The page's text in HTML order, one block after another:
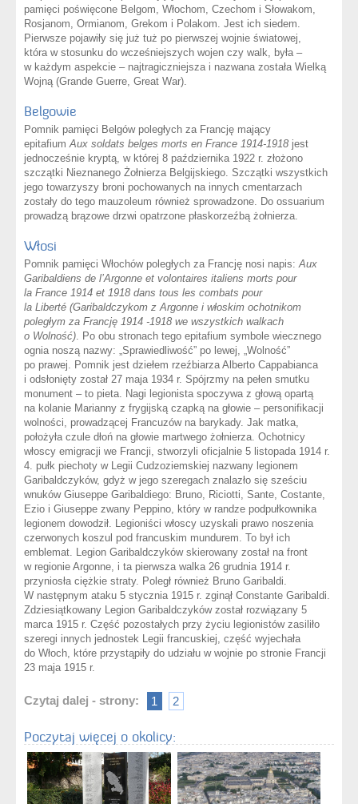
pamięci poświęcone Belgom, Włochom, Czechom i Słowakom,
Rosjanom, Ormianom, Grekom i Polakom. Jest ich siedem.
Pierwsze pojawiły się już tuż po pierwszej wojnie światowej,
która w stosunku do wcześniejszych wojen czy walk, była –
w każdym aspekcie – najtragiczniejsza i nazwana została Wielką
Wojną (Grande Guerre, Great War).
Belgowie
Pomnik pamięci Belgów poległych za Francję mający
epitafiumAux soldats belges morts en France 1914-1918 jest
jednocześnie kryptą, w której 8 października 1922 r. złożono
szczątki Nieznanego Żołnierza Belgijskiego. Szczątki wszystkich
jego towarzyszy broni pochowanych na innych cmentarzach
zostały do tego mauzoleum również sprowadzone. Do ossuarium
prowadzą brązowe drzwi opatrzone płaskorzeźbą żołnierza.
Włosi
Pomnik pamięci Włochów poległych za Francję nosi napis:Aux
Garibaldiens de l’Argonne et volontaires italiens morts pour
la France 1914 et 1918 dans tous les combats pour
la Liberté (Garibaldczykom z Argonne i włoskim ochotnikom
poległym za Francję 1914 -1918 we wszystkich walkach
o Wolność). Po obu stronach tego epitafium symbole wiecznego
ognia noszą nazwy: „Sprawiedliwość” po lewej, „Wolność”
po prawej. Pomnik jest dziełem rzeźbiarza Alberto Cappabianca
i odsłonięty został 27 maja 1934 r. Spójrzmy na pełen smutku
monument – to pieta. Nagi legionista spoczywa z głową opartą
na kolanie Marianny z frygijską czapką na głowie – personifikacji
wolności, prowadzącej Francuzów na barykady. Jak matka,
położyła czule dłoń na głowie martwego żołnierza. Ochotnicy
włoscy emigracji we Francji, stworzyli oficjalnie 5 listopada 1914 r.
4. pułk piechoty w Legii Cudzoziemskiej nazwany legionem
Garibaldczyków, gdyż w jego szeregach znalazło się sześciu
wnuków Giuseppe Garibaldiego: Bruno, Riciotti, Sante, Costante,
Ezio i Giuseppe zwany Peppino, który w randze podpułkownika
legionem dowodził. Legioniści włoscy uzyskali prawo noszenia
czerwonych koszul pod francuskim mundurem. To był ich
emblemat. Legion Garibaldczyków skierowany został na front
w regionie Argonne, i ta pierwsza walka 26 grudnia 1914 r.
przyniosła ciężkie straty. Poległ również Bruno Garibaldi.
W następnym ataku 5 stycznia 1915 r. zginął Constante Garibaldi.
Zdziesiątkowany Legion Garibaldczyków został rozwiązany 5
marca 1915 r. Część pozostałych przy życiu legionistów zasiliło
szeregi innych jednostek Legii francuskiej, część wyjechała
do Włoch, które przystąpiły do udziału w wojnie po stronie Francji
23 maja 1915 r.
Czytaj dalej - strony: 1 2
Poczytaj więcej o okolicy: